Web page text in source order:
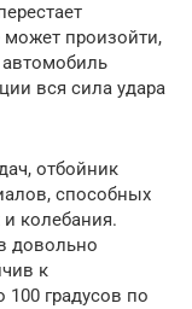
может произойти,
вся сила удара
отбойник
способных
колебания.
довольно
к
градусов по